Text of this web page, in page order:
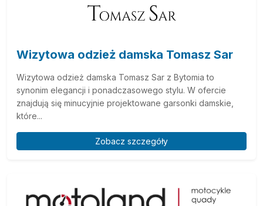
Wizytowa odzież damska Tomasz Sar
Wizytowa odzież damska Tomasz Sar z Bytomia to
synonim elegancji i ponadczasowego stylu. W ofercie
znajdują się minucyjnie projektowane garsonki damskie,
które...
Zobacz szczegóły